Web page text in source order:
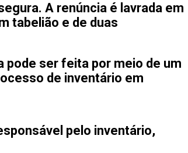
A renúncia é lavrada em
tabelião e de duas
pode ser feita por meio de um
de inventário em
pelo inventário,